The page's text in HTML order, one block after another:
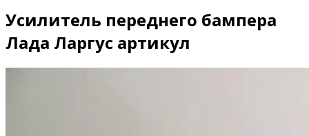
Усилитель переднего бампера
Лада Ларгус артикул